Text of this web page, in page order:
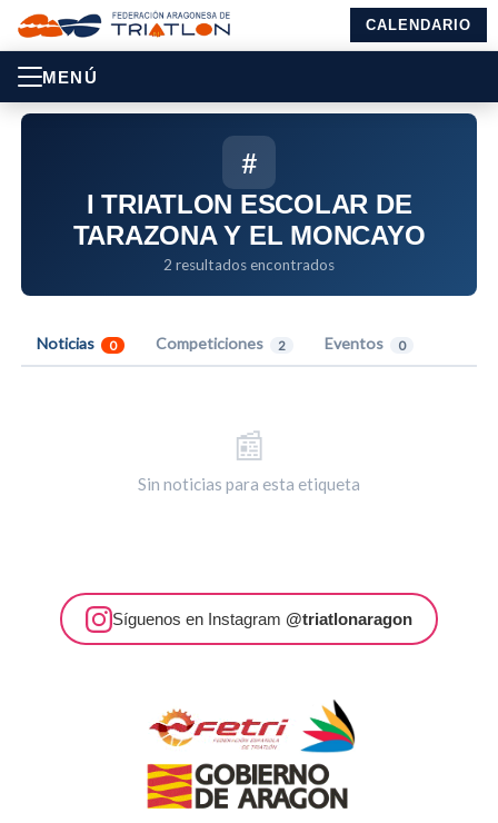
CALENDARIO
MENÚ
#
I TRIATLON ESCOLAR DE
TARAZONA Y EL MONCAYO
2 resultados encontrados
Noticias 0 Competiciones 2 Eventos 0
📰
Sin noticias para esta etiqueta
Síguenos en Instagram @triatlonaragon